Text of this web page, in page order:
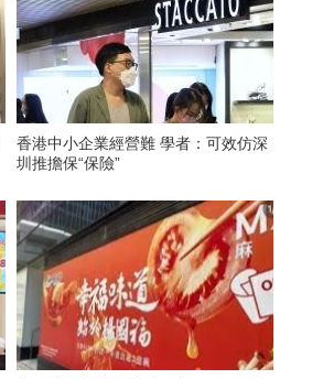
香港中小企業經營難 學者：可效仿深
圳推擔保“保險”